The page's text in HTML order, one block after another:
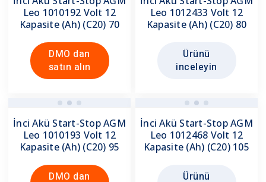
Leo 1010192 Volt 12
Kapasite (Ah) (C20) 70
DMO dan
satın alın
Leo 1012433 Volt 12
Kapasite (Ah) (C20) 80
Ürünü
inceleyin
İnci Akü Start-Stop AGM
Leo 1010193 Volt 12
Kapasite (Ah) (C20) 95
DMO dan
İnci Akü Start-Stop AGM
Leo 1012468 Volt 12
Kapasite (Ah) (C20) 105
Ürünü